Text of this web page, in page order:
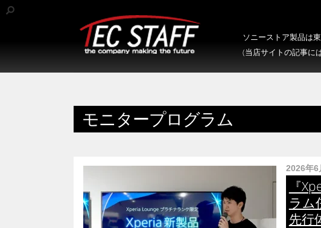
ソニーストア製品は
(当店サイトの記事に
モニタープログラム
2026年6
『
ラム
先行